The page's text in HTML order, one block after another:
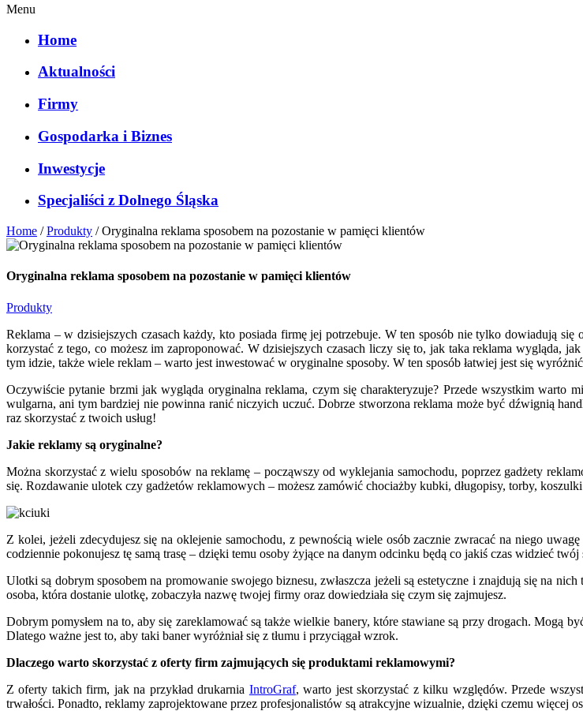
Menu
Home
Aktualności
Firmy
Gospodarka i Biznes
Inwestycje
Specjaliści z Dolnego Śląska
Home /Produkty /Oryginalna reklama sposobem na pozostanie w pamięci klientów
Oryginalna reklama sposobem na pozostanie w pamięci klientów
Produkty
Reklama – w dzisiejszych czasach każdy, kto posiada firmę jej potrzebuje. W ten sposób nie tylko dowiadują
korzystać z tego, co możesz im zaproponować. W dzisiejszych czasach liczy się to, jak taka reklama wygląda,
tym idzie, także wiele reklam – warto jest inwestować w oryginalne sposoby. W ten sposób łatwiej jest się wyróżnić
Oczywiście pytanie brzmi jak wygląda oryginalna reklama, czym się charakteryzuje? Przede wszystkim warto
wulgarna, ani tym bardziej nie powinna ranić niczyich uczuć. Dobrze stworzona reklama może być dźwignią
raz skorzystać z twoich usług!
Jakie reklamy są oryginalne?
Można skorzystać z wielu sposobów na reklamę – począwszy od wyklejania samochodu, poprzez gadżety
się. Rozdawanie ulotek czy gadżetów reklamowych – możesz zamówić chociażby kubki, długopisy, torby,
Z kolei, jeżeli zdecydujesz się na oklejenie samochodu, z pewnością wiele osób zacznie zwracać na niego
codziennie pokonujesz tę samą trasę – dzięki temu osoby żyjące na danym odcinku będą co jakiś czas widzieć
Ulotki są dobrym sposobem na promowanie swojego biznesu, zwłaszcza jeżeli są estetyczne i znajdują się na
osoba, która dostanie ulotkę, zobaczyła nazwę twojej firmy oraz dowiedziała się czym się zajmujesz.
Dobrym pomysłem na to, aby się zareklamować są także wielkie banery, które stawiane są przy drogach. Mogą
Dlatego ważne jest to, aby taki baner wyróżniał się z tłumu i przyciągał wzrok.
Dlaczego warto skorzystać z oferty firm zajmujących się produktami reklamowymi?
Z oferty takich firm, jak na przykład drukarnia IntroGraf, warto jest skorzystać z kilku względów. Przede
trwałości. Ponadto, reklamy zaprojektowane przez profesjonalistów są atrakcyjne wizualnie, dzięki czemu więcej